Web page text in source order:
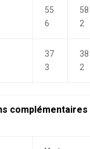
55
6
58
2
37
3
38
2
complémentaires